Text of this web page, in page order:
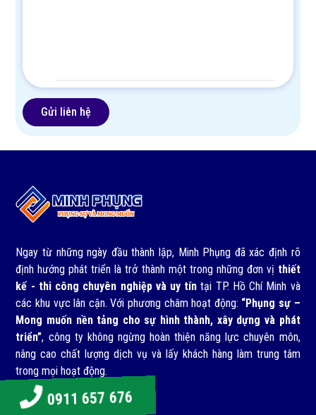
Ngay từ những ngày đầu thành lập, Minh Phụng đã xác định rõ
định hướng phát triển là trở thành một trong những đơn vị thiết
kế - thi công chuyên nghiệp và uy tín tại TP. Hồ Chí Minh và
các khu vực lân cận. Với phương châm hoạt động: “Phụng sự –
Mong muốn nền tảng cho sự hình thành, xây dựng và phát
triển”, công ty không ngừng hoàn thiện năng lực chuyên môn,
nâng cao chất lượng dịch vụ và lấy khách hàng làm trung tâm
trong mọi hoạt động.
Dịch vụ0911 657 676